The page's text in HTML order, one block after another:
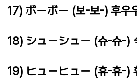
17) ボーボー (보-보-) 후우
18) シューシュー (슈-슈-)
19) ヒューヒュー (휴-휴-)